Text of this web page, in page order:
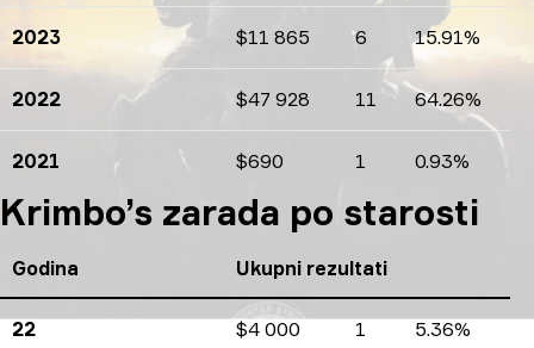
2023 Zarade
$11 865
Broj turnira 6
Procenti 15.91%
2022 Zarade
$47 928
Broj turnira 11
Procenti 64.26%
2021 Zarade
$690
Broj turnira 1
Procenti 0.93%
Krimbo’s zarada po starosti
Godina Ukupni rezultati
22 Zarade
$4 000
Broj turnira 1
Procenti 5.36%